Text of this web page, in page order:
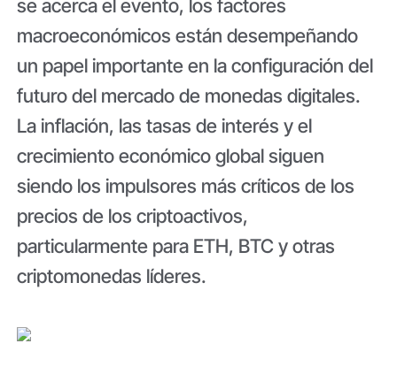
se acerca el evento, los factores
macroeconómicos están desempeñando
un papel importante en la configuración del
futuro del mercado de monedas digitales.
La inflación, las tasas de interés y el
crecimiento económico global siguen
siendo los impulsores más críticos de los
precios de los criptoactivos,
particularmente para ETH, BTC y otras
criptomonedas líderes.